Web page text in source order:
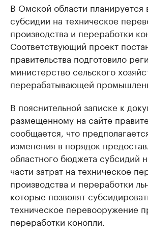
В Омской области планируется
субсидии на техническое
производства и переработки
Соответствующий проект
правительства подготовило
министерство сельского
перерабатывающей
В пояснительной записке к
размещенному на сайте
сообщается, что
изменения в порядок
областного бюджета субсидий
части затрат на техническое
производства и переработки
которые позволят
техническое перевооружение
переработки конопли.